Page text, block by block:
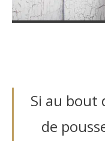
Si au bout
de